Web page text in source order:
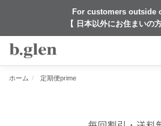
For customers outside
【 日本以外にお住まいの
ホーム 定期便prime